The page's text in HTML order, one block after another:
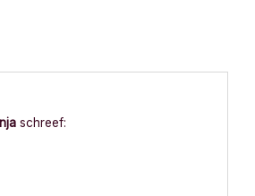
schreef: